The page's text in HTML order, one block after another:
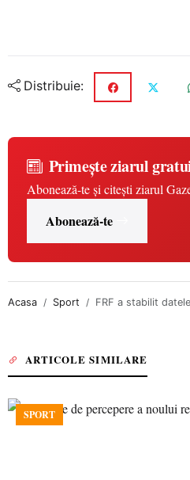
Distribuie:
Primește ziarul
Abonează-te și citești ziarul
Abonează-te
Acasa Sport FRF a stabilit
ARTICOLE SIMILARE
SPORT